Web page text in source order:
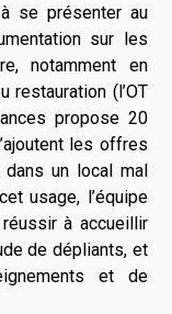
se présenter au
sur les
notamment en
restauration (l’OT
propose 20
les offres
dans un local mal
usage, l’équipe
à accueillir
de dépliants, et
et de